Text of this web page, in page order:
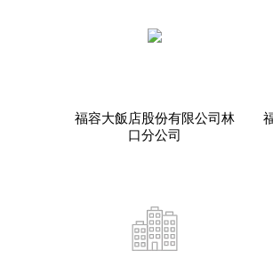
福容大飯店股份有限公司林
口分公司